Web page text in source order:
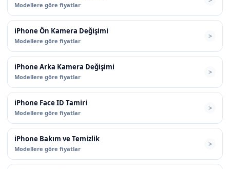
Modellere göre fiyatlar
iPhone Ön Kamera Değişimi
Modellere göre fiyatlar
iPhone Arka Kamera Değişimi
Modellere göre fiyatlar
iPhone Face ID Tamiri
Modellere göre fiyatlar
iPhone Bakım ve Temizlik
Modellere göre fiyatlar